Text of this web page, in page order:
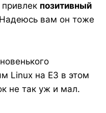
позитивный
Надеюсь вам он тоже
Linux на E3 в этом
не так уж и мал.